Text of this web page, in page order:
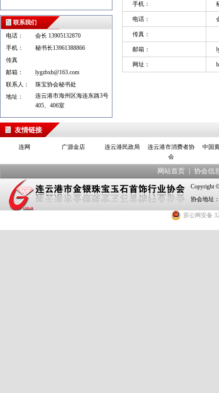
联系我们
电话：
会长 13905132870
手机：
秘书长13961388866
传真
邮箱：
lygzbxh@163.com
联系人：
珠宝协会秘书处
地址：
连云港市海州区海连东路3号
405、406室
手机：
电话：
传真：
邮箱：
网址：
友情链接
连网 广源金店 连云港民政局
连云港市消费者协
会
中国
网站首页 协会信
Copyright
协会地址
苏公网安备